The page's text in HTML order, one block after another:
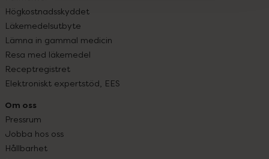
Högkostnadsskyddet
Läkemedelsutbyte
Lämna in gammal medicin
Resa med läkemedel
Receptregistret
Elektroniskt expertstöd, EES
Om oss
Pressrum
Jobba hos oss
Hållbarhet